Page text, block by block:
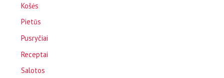
Košės
Pietūs
Pusryčiai
Receptai
Salotos